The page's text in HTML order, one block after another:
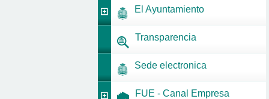
El Ayuntamiento
Transparencia
Sede electronica
FUE - Canal Empresa